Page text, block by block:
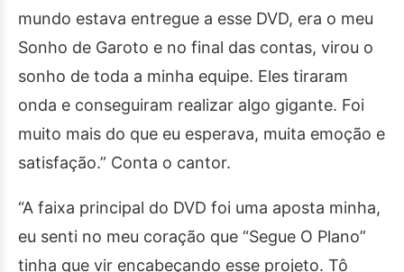
mundo estava entregue a esse DVD, era o meu
Sonho de Garoto e no final das contas, virou o
sonho de toda a minha equipe. Eles tiraram
onda e conseguiram realizar algo gigante. Foi
muito mais do que eu esperava, muita emoção e
satisfação.” Conta o cantor.
“A faixa principal do DVD foi uma aposta minha,
eu senti no meu coração que “Segue O Plano”
tinha que vir encabeçando esse projeto. Tô